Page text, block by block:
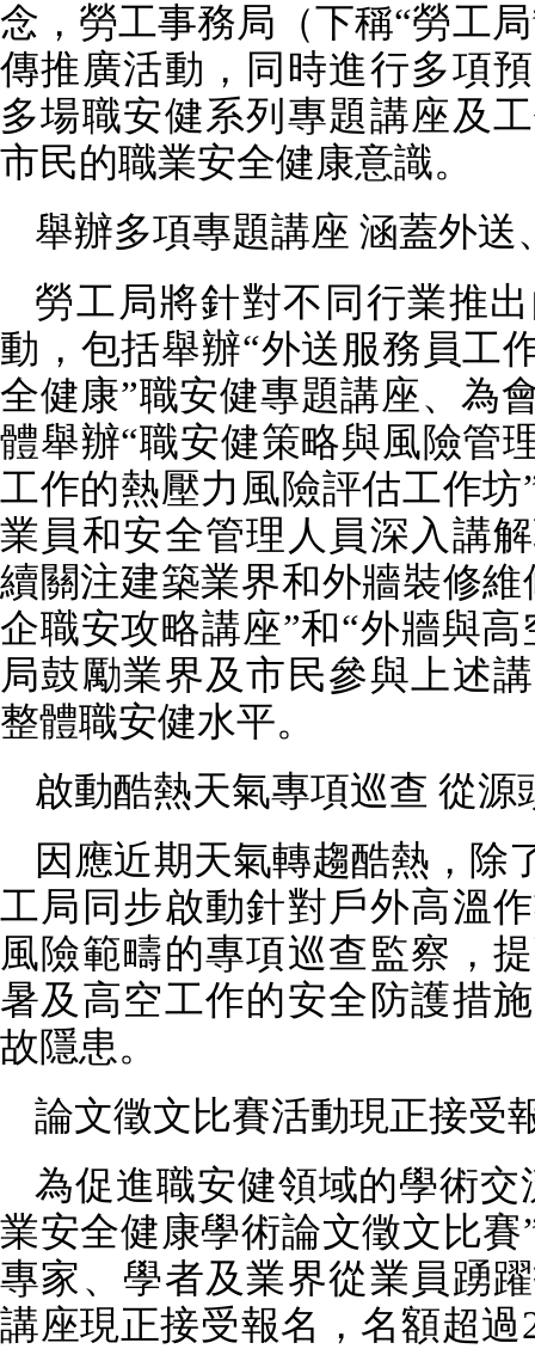
念，勞工事務局（下稱“勞工
傳推廣活動，同時進行多項
多場職安健系列專題講座及
市民的職業安全健康意識。
舉辦多項專題講座 涵蓋外送
勞工局將針對不同行業推
動，包括舉辦“外送服務員工
全健康”職安健專題講座、為
體舉辦“職安健策略與風險管
工作的熱壓力風險評估工作
業員和安全管理人員深入講
續關注建築業界和外牆裝修
企職安攻略講座”和“外牆與
局鼓勵業界及市民參與上述
整體職安健水平。
啟動酷熱天氣專項巡查 從源
因應近期天氣轉趨酷熱，除
工局同步啟動針對戶外高溫
風險範疇的專項巡查監察，
暑及高空工作的安全防護措
故隱患。
論文徵文比賽活動現正接受
為促進職安健領域的學術
業安全健康學術論文徵文比
專家、學者及業界從業員踴
講座現正接受報名，名額超過